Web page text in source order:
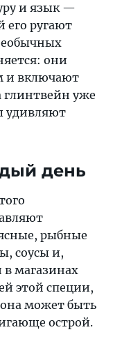
и язык —
его ругают
они
и включают
глинтвейн уже
удивляют
день
рыбные
соусы и,
магазинах
этой специи,
она может быть
острой.